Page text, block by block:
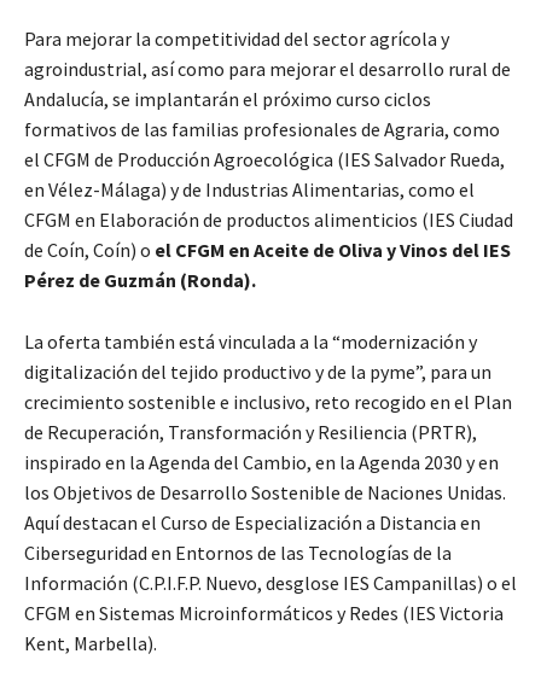
Para mejorar la competitividad del sector agrícola y
agroindustrial, así como para mejorar el desarrollo rural de
Andalucía, se implantarán el próximo curso ciclos
formativos de las familias profesionales de Agraria, como
el CFGM de Producción Agroecológica (IES Salvador Rueda,
en Vélez-Málaga) y de Industrias Alimentarias, como el
CFGM en Elaboración de productos alimenticios (IES Ciudad
de Coín, Coín) o el CFGM en Aceite de Oliva y Vinos del IES
Pérez de Guzmán (Ronda).
La oferta también está vinculada a la “modernización y
digitalización del tejido productivo y de la pyme”, para un
crecimiento sostenible e inclusivo, reto recogido en el Plan
de Recuperación, Transformación y Resiliencia (PRTR),
inspirado en la Agenda del Cambio, en la Agenda 2030 y en
los Objetivos de Desarrollo Sostenible de Naciones Unidas.
Aquí destacan el Curso de Especialización a Distancia en
Ciberseguridad en Entornos de las Tecnologías de la
Información (C.P.I.F.P. Nuevo, desglose IES Campanillas) o el
CFGM en Sistemas Microinformáticos y Redes (IES Victoria
Kent, Marbella).